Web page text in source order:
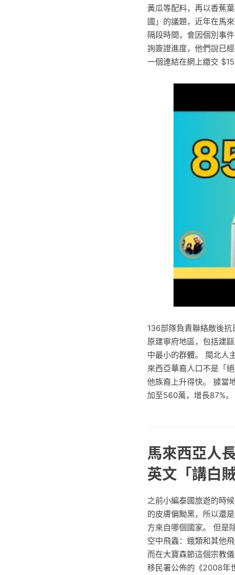
黃瓜等配料，再以香蕉
國」的議題，近年在馬
隔段時間，會因個別事
詢簽證進度，他們說已
一個連結在網上繳交
136部隊負責聯絡敵後
原建寧府地區，包括建
中最小的群體。 閩北人
來西亞華裔人口不是「
他族裔上升得快。 據當
加至560萬，增長87%。
馬來西亞人
英文「講白
之前小編泰國旅遊的時
的皮膚偏黝黑，所以還
方來自哪個國家。 但是
空中飛蟲：蛾類和其他
而在大寶森節這個宗教
移民署公佈的《2008年